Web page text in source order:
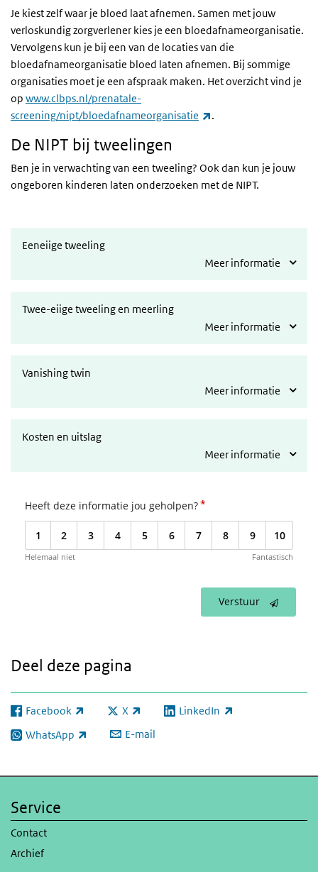
Je kiest zelf waar je bloed laat afnemen. Samen met jouw
verloskundig zorgverlener kies je een bloedafnameorganisatie.
Vervolgens kun je bij een van de locaties van die
bloedafnameorganisatie bloed laten afnemen. Bij sommige
organisaties moet je een afspraak maken. Het overzicht vind je
op www.clbps.nl/prenatale-
screening/nipt/bloedafnameorganisatie
(externe link)
.
De NIPT bij tweelingen
Ben je in verwachting van een tweeling? Ook dan kun je jouw
ongeboren kinderen laten onderzoeken met de NIPT.
Eeneiige tweeling
Meer informatie
Twee-eiige tweeling en meerling
Meer informatie
Vanishing twin
Meer informatie
Kosten en uitslag
Meer informatie
Heeft deze informatie jou geholpen?*
1 2 3 4 5 6 7 8 9 10
Helemaal niet Fantastisch
Verstuur
Deel deze pagina
Facebook
(externe link) X
(externe link) LinkedIn
(externe link)
WhatsApp
(externe link) E-mail
Service
Contact
Archief